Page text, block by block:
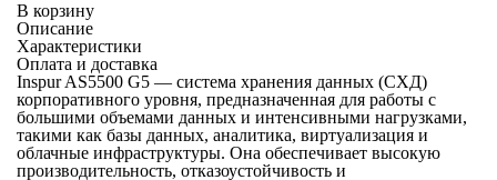
В корзину
Описание
Характеристики
Оплата и доставка
Inspur AS5500 G5 — система хранения данных (СХД)
корпоративного уровня, предназначенная для работы с
большими объемами данных и интенсивными нагрузками,
такими как базы данных, аналитика, виртуализация и
облачные инфраструктуры. Она обеспечивает высокую
производительность, отказоустойчивость и